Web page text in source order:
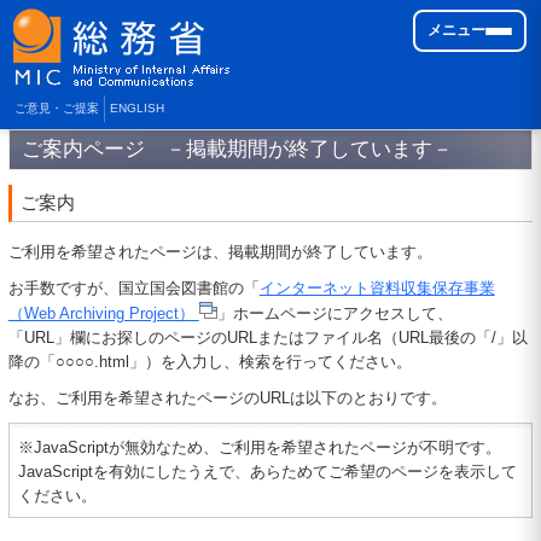
ご意見・ご提案 ENGLISH
メニュー
ご案内ページ －掲載期間が終了しています－
ご案内
ご利用を希望されたページは、掲載期間が終了しています。
お手数ですが、国立国会図書館の「 インターネット資料収集保存事業
（Web Archiving Project）
」ホームページにアクセスして、
「URL」欄にお探しのページのURLまたはファイル名（URL最後の「/」以
降の「○○○○.html」）を入力し、検索を行ってください。
なお、ご利用を希望されたページのURLは以下のとおりです。
※JavaScriptが無効なため、ご利用を希望されたページが不明です。
JavaScriptを有効にしたうえで、あらためてご希望のページを表示して
ください。